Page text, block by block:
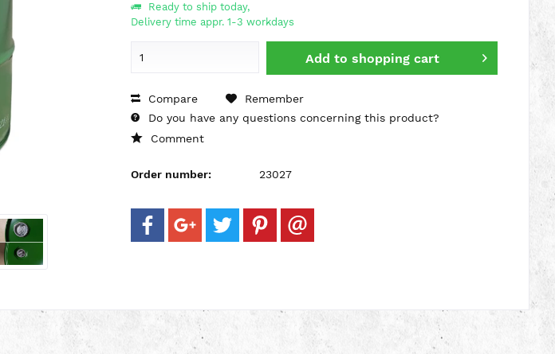
Ready to ship today,
Delivery time appr. 1-3 workdays
Add to shopping cart
Compare
Remember
Do you have any questions concerning this product?
Comment
Order number: 23027